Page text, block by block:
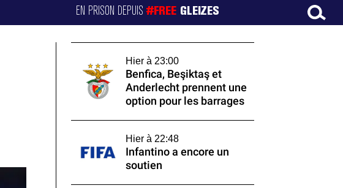
EN PRISON DEPUIS#FREE GLEIZES
Hier à 23:00
Benfica, Beşiktaş et
Anderlecht prennent une
option pour les barrages
Hier à 22:48
Infantino a encore un
soutien